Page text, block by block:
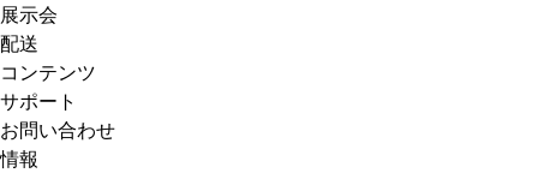
展示会
配送
コンテンツ
サポート
お問い合わせ
情報